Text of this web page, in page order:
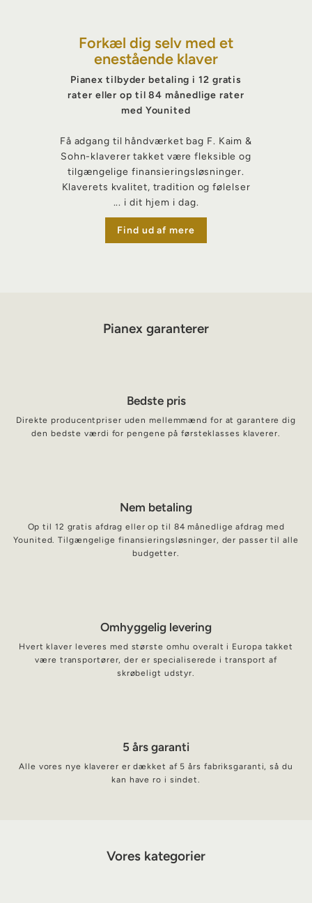
Forkæl dig selv med et
enestående klaver
Pianex tilbyder betaling i 12 gratis
rater eller op til 84 månedlige rater
med Younited
Få adgang til håndværket bag F. Kaim &
Sohn-klaverer takket være fleksible og
tilgængelige finansieringsløsninger.
Klaverets kvalitet, tradition og følelser
... i dit hjem i dag.
Find ud af mere
Pianex garanterer
Bedste pris
Direkte producentpriser uden mellemmænd for at garantere dig
den bedste værdi for pengene på førsteklasses klaverer.
Nem betaling
Op til 12 gratis afdrag eller op til 84 månedlige afdrag med
Younited. Tilgængelige finansieringsløsninger, der passer til alle
budgetter.
Omhyggelig levering
Hvert klaver leveres med største omhu overalt i Europa takket
være transportører, der er specialiserede i transport af
skrøbeligt udstyr.
5 års garanti
Alle vores nye klaverer er dækket af 5 års fabriksgaranti, så du
kan have ro i sindet.
Vores kategorier